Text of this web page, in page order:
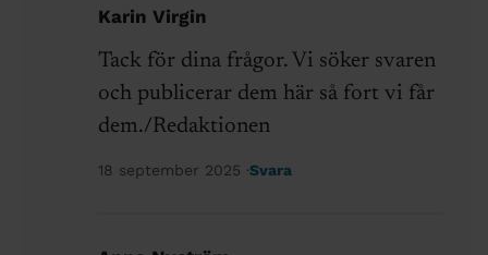
Karin Virgin
Tack för dina frågor. Vi söker svaren
och publicerar dem här så fort vi får
dem./Redaktionen
18 september 2025 Svara